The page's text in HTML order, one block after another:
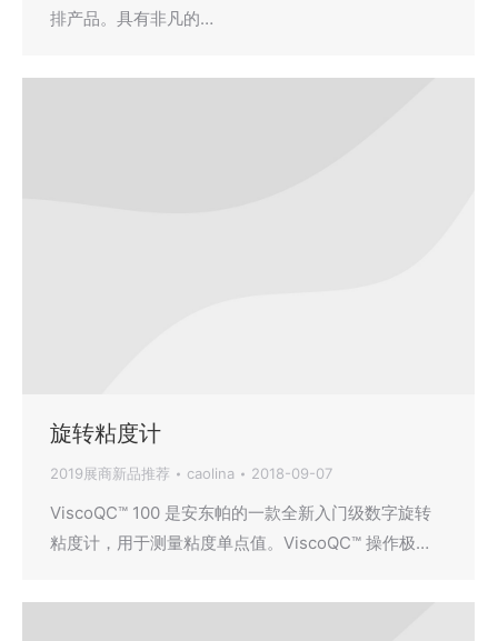
排产品。具有非凡的…
旋转粘度计
2019展商新品推荐 caolina 2018-09-07
ViscoQC™ 100 是安东帕的一款全新入门级数字旋转
粘度计，用于测量粘度单点值。ViscoQC™ 操作极…